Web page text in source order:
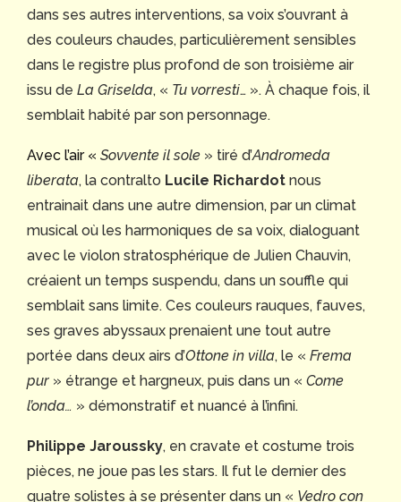
dans ses autres interventions, sa voix s’ouvrant à
des couleurs chaudes, particulièrement sensibles
dans le registre plus profond de son troisième air
issu de La Griselda, « Tu vorresti… ». À chaque fois, il
semblait habité par son personnage.
Avec l’air « Sovvente il sole » tiré d’Andromeda
liberata, la contralto Lucile Richardot nous
entrainait dans une autre dimension, par un climat
musical où les harmoniques de sa voix, dialoguant
avec le violon stratosphérique de Julien Chauvin,
créaient un temps suspendu, dans un souffle qui
semblait sans limite. Ces couleurs rauques, fauves,
ses graves abyssaux prenaient une tout autre
portée dans deux airs d’Ottone in villa, le « Frema
pur » étrange et hargneux, puis dans un « Come
l’onda… » démonstratif et nuancé à l’infini.
Philippe Jaroussky, en cravate et costume trois
pièces, ne joue pas les stars. Il fut le dernier des
quatre solistes à se présenter dans un « Vedro con